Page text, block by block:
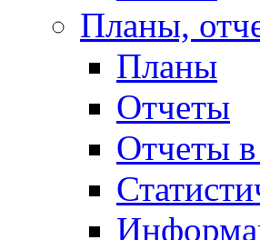
Планы,
Планы
Отчеты
Отчеты